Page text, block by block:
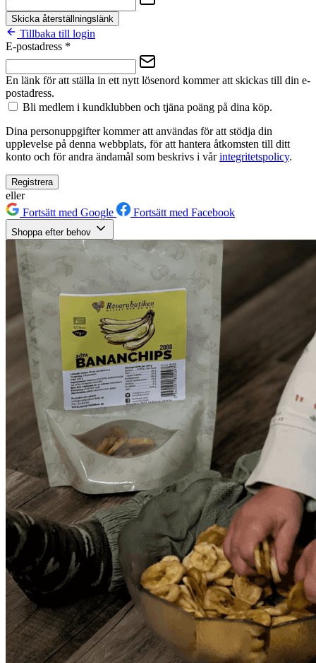
Skicka återställningslänk
Tillbaka till login
E-postadress *
En länk för att ställa in ett nytt lösenord kommer att skickas till din e-
postadress.
Bli medlem i kundklubben och tjäna poäng på dina köp.
Dina personuppgifter kommer att användas för att stödja din
upplevelse på denna webbplats, för att hantera åtkomsten till ditt
konto och för andra ändamål som beskrivs i vårintegritetspolicy.
Registrera
eller
Fortsätt med Google
Fortsätt med Facebook
Shoppa efter behov